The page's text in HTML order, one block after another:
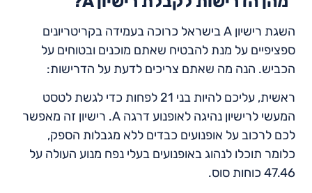
השגת רישיון A בישראל כרוכה בעמידה בקריטריונים
ספציפיים על מנת להבטיח שאתם מוכנים ובטוחים על
הכביש. הנה מה שאתם צריכים לדעת על הדרישות:
ראשית, עליכם להיות בני 21 לפחות כדי לגשת לטסט
המעשי לרישיון נהיגה לאופנוע דרגה A. רישיון זה מאפשר
לכם לרכוב על אופנועים כבדים ללא מגבלות הספק,
כלומר תוכלו לנהוג באופנועים בעלי נפח מנוע העולה על
47.46 כוחות סוס.